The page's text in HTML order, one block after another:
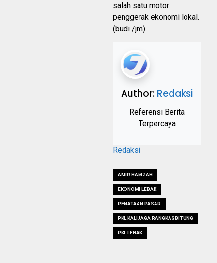
salah satu motor
penggerak ekonomi lokal.
(budi /jm)
Author: Redaksi
Referensi Berita
Terpercaya
Redaksi
AMIR HAMZAH
EKONOMI LEBAK
PENATAAN PASAR
PKL KALIJAGA RANGKASBITUNG
PKL LEBAK